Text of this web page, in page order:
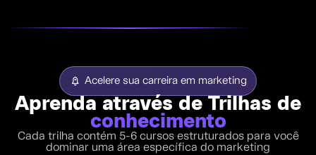
Acelere sua carreira em marketing
Aprenda através de Trilhas de
conhecimento
Cada trilha contém 5-6 cursos estruturados para você
dominar uma área específica do marketing